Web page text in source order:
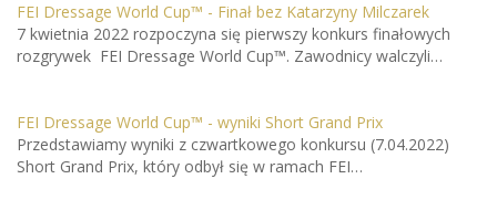
FEI Dressage World Cup™ - Finał bez Katarzyny Milczarek
7 kwietnia 2022 rozpoczyna się pierwszy konkurs finałowych
rozgrywek FEI Dressage World Cup™. Zawodnicy walczyli…
FEI Dressage World Cup™ - wyniki Short Grand Prix
Przedstawiamy wyniki z czwartkowego konkursu (7.04.2022)
Short Grand Prix, który odbył się w ramach FEI…